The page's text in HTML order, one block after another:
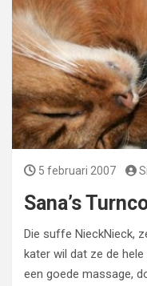
5 februari 2007
Sana’s
Die suffe NieckNieck,
kater wil dat ze de
een goede massage,